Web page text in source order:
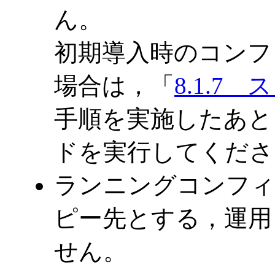
ん。
初期導入時のコン
場合は，「 8.1.7 ス
手順を実施したあと
ドを実行してくだ
ランニングコンフ
ピー先とする，運
せん。